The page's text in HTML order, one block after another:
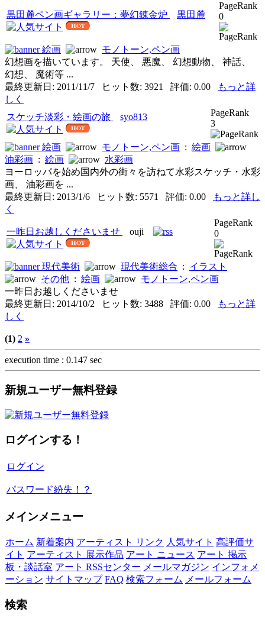
黒田麓ペン画ギャラリー：夢幻錬金炉 黒田麓
PageRank
0
絵画
モノトーン,ペン画
幻想画を描いています。 天使、 悪魔、 幻想動物、 神話、
幻想、 魔術等 ...
最終更新日: 2011/11/7 ヒット数: 3921 評価: 0.00
もっと詳
しく
スケッチ淡彩・絵画の旅
syo813
PageRank
3
絵画 モノトーン,ペン画 : 絵画
油彩画 : 絵画
水彩画
ヨーロッパを始め国内外の街々を訪ねて水彩スケッチ・水彩
画、 油彩画を ...
最終更新日: 2013/1/6 ヒット数: 5571 評価: 0.00
もっと詳し
く
一昨日お越しくださいませ ouji
PageRank
0
現代美術 現代美術総合 : イラスト
その他 : 絵画
モノトーン,ペン画
一昨日お越しくださいませ
最終更新日: 2014/10/2 ヒット数: 3488 評価: 0.00
もっと詳
しく
(1) 2 »
execution time : 0.147 sec
新規ユーザー無料登録
ログインする！
ログイン
パスワード紛失！？
メインメニュー
ホーム 新着案内 アーティスト リンク 人気サイト 高評価サ
イト アーティスト 展示作品 アート ニュース アート 掲示
板・談話室 アート RSSセンター メールマガジン インフォメ
ーション サイトマップ FAQ 検索フォーム メールフォーム
検索